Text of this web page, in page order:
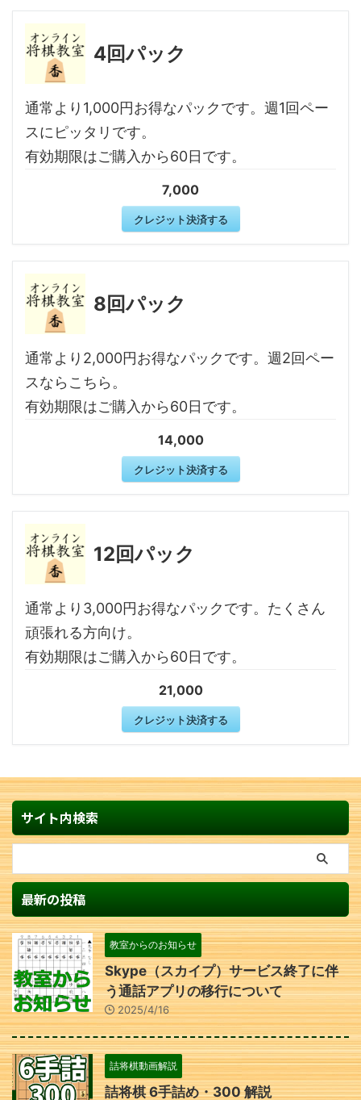
4回パック
通常より1,000円お得なパックです。週1回ペー
スにピッタリです。
有効期限はご購入から60日です。
7,000
クレジット決済する
8回パック
通常より2,000円お得なパックです。週2回ペー
スならこちら。
有効期限はご購入から60日です。
14,000
クレジット決済する
12回パック
通常より3,000円お得なパックです。たくさん
頑張れる方向け。
有効期限はご購入から60日です。
21,000
クレジット決済する
サイト内検索
最新の投稿
教室からのお知らせ
Skype（スカイプ）サービス終了に伴
う通話アプリの移行について
2025/4/16
詰将棋動画解説
詰将棋 6手詰め・300 解説